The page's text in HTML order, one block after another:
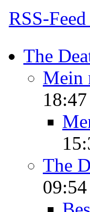
RSS-
The
Mein
18:47
The
09:54